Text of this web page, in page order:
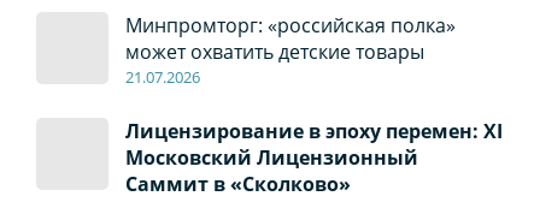
Минпромторг: «российская полка»
может охватить детские товары
21.07.2026
Лицензирование в эпоху перемен: XI
Московский Лицензионный
Саммит в «Сколково»